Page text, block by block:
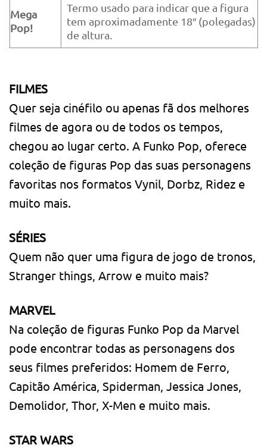
Mega
Pop!
Termo usado para indicar que a figura
tem aproximadamente 18″ (polegadas)
de altura.
FILMES
Quer seja cinéfilo ou apenas fã dos melhores
filmes de agora ou de todos os tempos,
chegou ao lugar certo. A Funko Pop, oferece
coleção de figuras Pop das suas personagens
favoritas nos formatos Vynil, Dorbz, Ridez e
muito mais.
SÉRIES
Quem não quer uma figura de jogo de tronos,
Stranger things, Arrow e muito mais?
MARVEL
Na coleção de figuras Funko Pop da Marvel
pode encontrar todas as personagens dos
seus filmes preferidos: Homem de Ferro,
Capitão América, Spiderman, Jessica Jones,
Demolidor, Thor, X-Men e muito mais.
STAR WARS